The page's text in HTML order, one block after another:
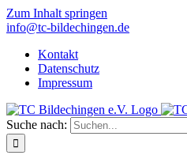
Zum Inhalt springen
info@tc-bildechingen.de
Kontakt
Datenschutz
Impressum
Suche nach: